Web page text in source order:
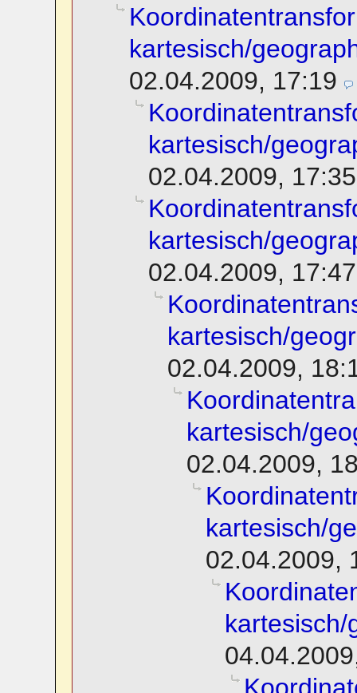
kartesisch/
02.04.2009, 17:19
kartesisch/
02.04.2009, 17:35
kartesisch/
02.04.2009, 17:47
kartesisch/
02.04.2009,
kartesisch/
02.04.2009,
kartesisch/
02.04.2009,
kartesisch/